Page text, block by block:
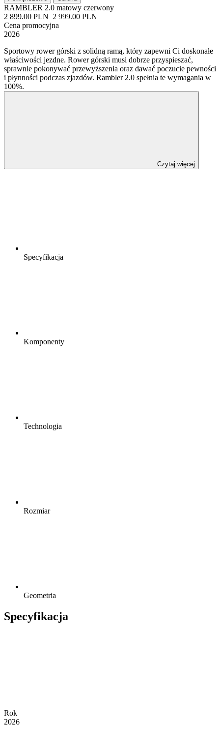
RAMBLER 2.0 matowy czerwony
2 899.00 PLN 2 999.00 PLN
Cena promocyjna
2026
Sportowy rower górski z solidną ramą, który zapewni Ci doskonałe
właściwości jezdne. Rower górski musi dobrze przyspieszać,
sprawnie pokonywać przewyższenia oraz dawać poczucie pewności
i płynności podczas zjazdów. Rambler 2.0 spełnia te wymagania w
100%.
Czytaj więcej
Specyfikacja
Komponenty
Technologia
Rozmiar
Geometria
Specyfikacja
Rok
2026